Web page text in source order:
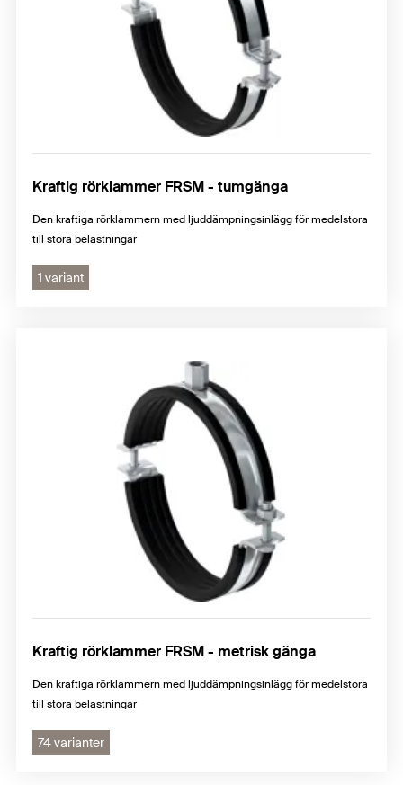
Kraftig rörklammer FRSM - tumgänga
Den kraftiga rörklammern med ljuddämpningsinlägg för medelstora
till stora belastningar
1 variant
Kraftig rörklammer FRSM - metrisk gänga
Den kraftiga rörklammern med ljuddämpningsinlägg för medelstora
till stora belastningar
74 varianter